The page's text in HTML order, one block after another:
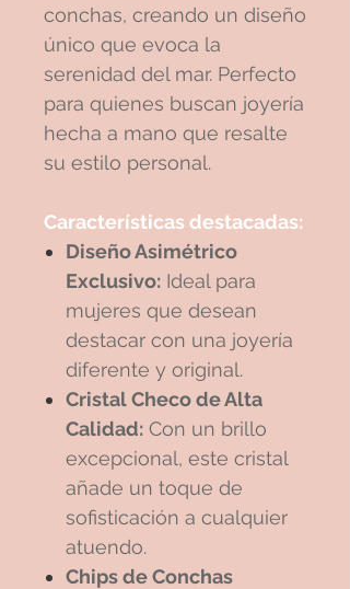
conchas, creando un diseño
único que evoca la
serenidad del mar. Perfecto
para quienes buscan joyería
hecha a mano que resalte
su estilo personal.
Características destacadas:
Diseño Asimétrico
Exclusivo: Ideal para
mujeres que desean
destacar con una joyería
diferente y original.
Cristal Checo de Alta
Calidad: Con un brillo
excepcional, este cristal
añade un toque de
sofisticación a cualquier
atuendo.
Chips de Conchas